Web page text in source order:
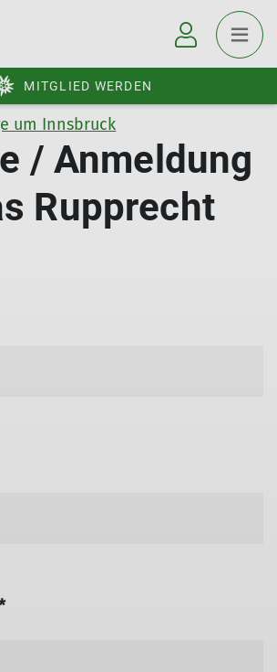
MITGLIED WERDEN
um Innsbruck
/ Anmeldung
Rupprecht